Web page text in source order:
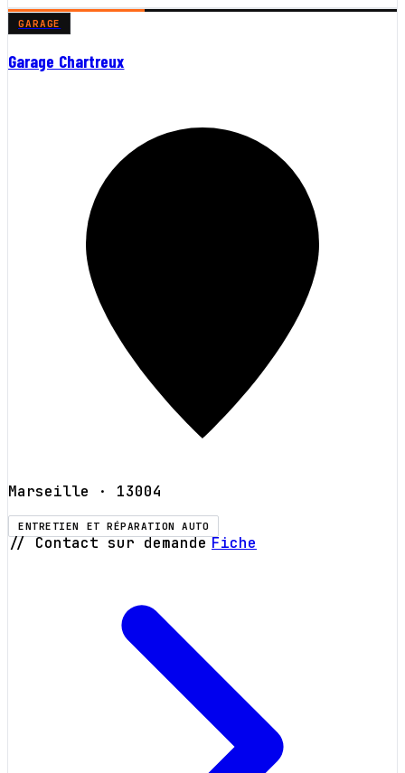
GARAGE
Garage Chartreux
Marseille · 13004
ENTRETIEN ET RÉPARATION AUTO
// Contact sur demande Fiche